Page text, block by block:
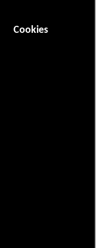
Cookies
,
minutos), esta